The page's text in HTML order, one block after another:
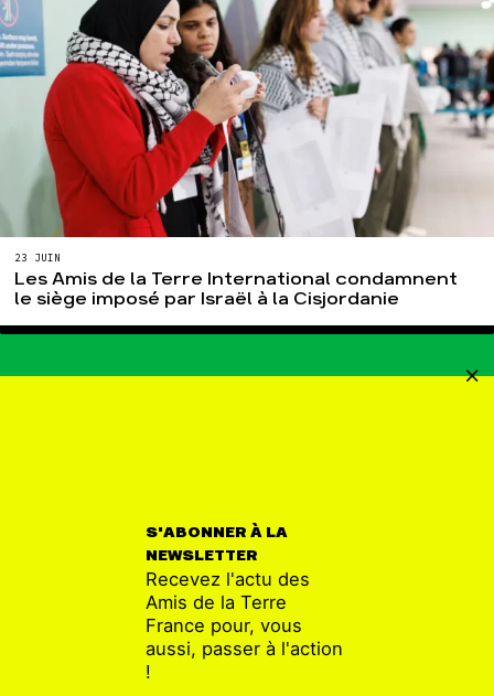
23 JUIN
Les Amis de la Terre International condamnent
le siège imposé par Israël à la Cisjordanie
S'ABONNER À LA
NEWSLETTER
Recevez l'actu des
Amis de la Terre
France pour, vous
aussi, passer à l'action
!